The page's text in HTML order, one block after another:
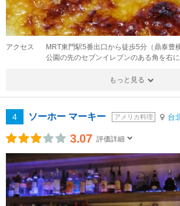
アクセス
MRT東門駅5番出口から徒歩5分（鼎泰豊
公園の先のセブンイレブンのある角を右
もっと見る
4 ソーホー マーキー アメリカ料理 台
3.07 評価詳細